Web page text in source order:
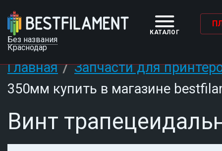
КАТАЛОГ
Без названия
Краснодар
Главная/Запчасти для
350мм купить в магазине
Винт